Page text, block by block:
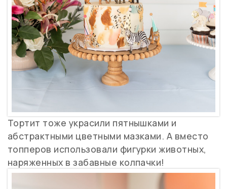
Тортит тоже украсили пятнышками и
абстрактными цветными мазками. А вместо
топперов использовали фигурки животных,
наряженных в забавные колпачки!